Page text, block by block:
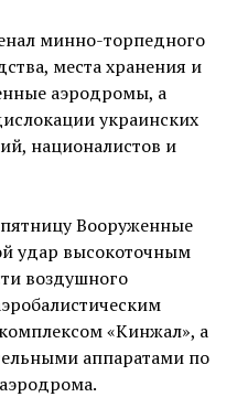
минно-торпедного
места хранения и
аэродромы, а
украинских
националистов и
Вооруженные
удар высокоточным
воздушного
«Кинжал», а
аппаратами по